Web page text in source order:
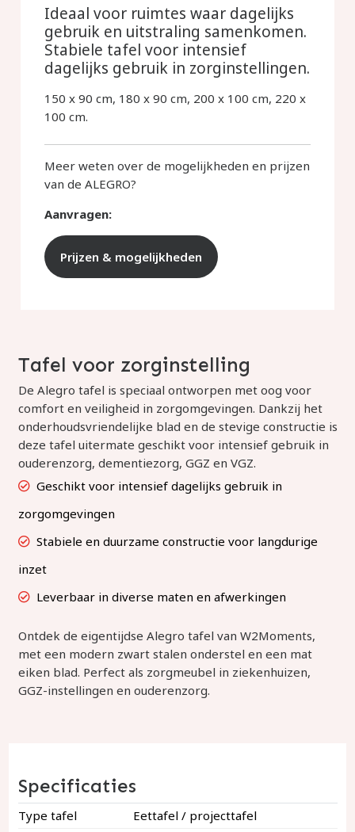
Ideaal voor ruimtes waar dagelijks
gebruik en uitstraling samenkomen.
Stabiele tafel voor intensief
dagelijks gebruik in zorginstellingen.
150 x 90 cm, 180 x 90 cm, 200 x 100 cm, 220 x
100 cm.
Meer weten over de mogelijkheden en prijzen
van de ALEGRO?
Aanvragen:
Prijzen & mogelijkheden
Tafel voor zorginstelling
De Alegro tafel is speciaal ontworpen met oog voor
comfort en veiligheid in zorgomgevingen. Dankzij het
onderhoudsvriendelijke blad en de stevige constructie is
deze tafel uitermate geschikt voor intensief gebruik in
ouderenzorg, dementiezorg, GGZ en VGZ.
Geschikt voor intensief dagelijks gebruik in
zorgomgevingen
Stabiele en duurzame constructie voor langdurige
inzet
Leverbaar in diverse maten en afwerkingen
Ontdek de eigentijdse Alegro tafel van W2Moments,
met een modern zwart stalen onderstel en een mat
eiken blad. Perfect als zorgmeubel in ziekenhuizen,
GGZ-instellingen en ouderenzorg.
Specificaties
Type tafel
Eettafel / projecttafel